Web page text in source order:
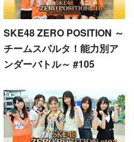
SKE48 ZERO POSITION ～
チームスパルタ！能力別ア
ンダーバトル～ #105